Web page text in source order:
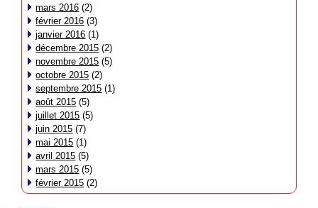
mars 2016 (2)
février 2016 (3)
janvier 2016 (1)
décembre 2015 (2)
novembre 2015 (5)
octobre 2015 (2)
septembre 2015 (1)
août 2015 (5)
juillet 2015 (5)
juin 2015 (7)
mai 2015 (1)
avril 2015 (5)
mars 2015 (5)
février 2015 (2)